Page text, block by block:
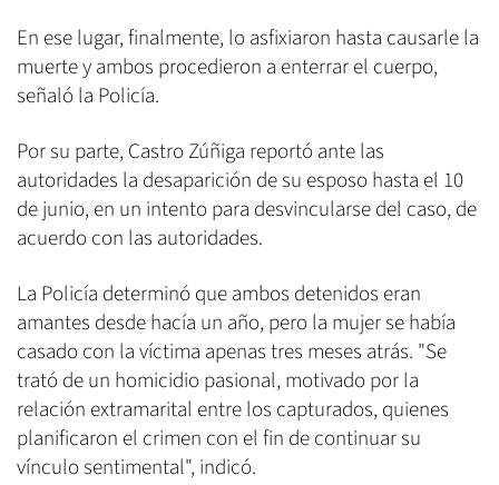
En ese lugar, finalmente, lo asfixiaron hasta causarle la
muerte y ambos procedieron a enterrar el cuerpo,
señaló la Policía.
Por su parte, Castro Zúñiga reportó ante las
autoridades la desaparición de su esposo hasta el 10
de junio, en un intento para desvincularse del caso, de
acuerdo con las autoridades.
La Policía determinó que ambos detenidos eran
amantes desde hacía un año, pero la mujer se había
casado con la víctima apenas tres meses atrás. "Se
trató de un homicidio pasional, motivado por la
relación extramarital entre los capturados, quienes
planificaron el crimen con el fin de continuar su
vínculo sentimental", indicó.